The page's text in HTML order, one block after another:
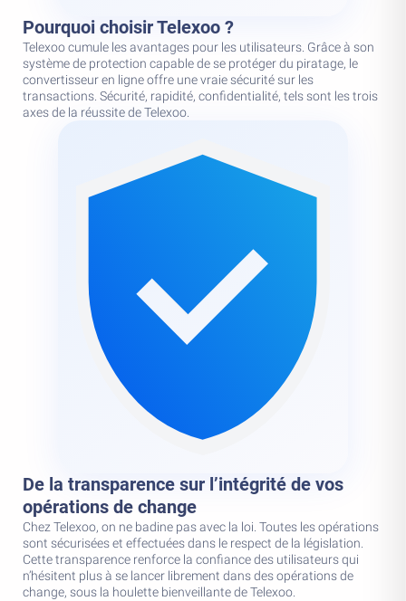
Pourquoi choisir Telexoo ?
Telexoo cumule les avantages pour les utilisateurs. Grâce à son
système de protection capable de se protéger du piratage, le
convertisseur en ligne offre une vraie sécurité sur les
transactions. Sécurité, rapidité, confidentialité, tels sont les trois
axes de la réussite de Telexoo.
De la transparence sur l’intégrité de vos
opérations de change
Chez Telexoo, on ne badine pas avec la loi. Toutes les opérations
sont sécurisées et effectuées dans le respect de la législation.
Cette transparence renforce la confiance des utilisateurs qui
n’hésitent plus à se lancer librement dans des opérations de
change, sous la houlette bienveillante de Telexoo.